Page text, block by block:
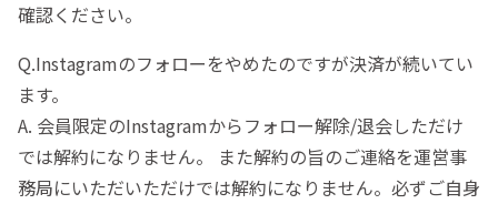
確認ください。
Q.Instagramのフォローをやめたのですが決済が続いてい
ます。
A. 会員限定のInstagramからフォロー解除/退会しただけ
では解約になりません。 また解約の旨のご連絡を運営事
務局にいただいただけでは解約になりません。必ずご自身